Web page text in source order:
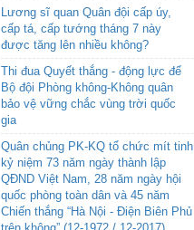
Lương sĩ quan Quân đội cấp úy,
cấp tá, cấp tướng tháng 7 này
được tăng lên nhiều không?
Thi đua Quyết thắng - động lực để
Bộ đội Phòng không-Không quân
bảo vệ vững chắc vùng trời quốc
gia
Quân chủng PK-KQ tổ chức mít tinh
kỷ niệm 73 năm ngày thành lập
QĐND Việt Nam, 28 năm ngày hội
quốc phòng toàn dân và 45 năm
Chiến thắng “Hà Nội - Điện Biên Phủ